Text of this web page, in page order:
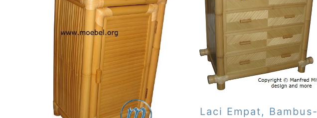
Laci Empat, Bambus-